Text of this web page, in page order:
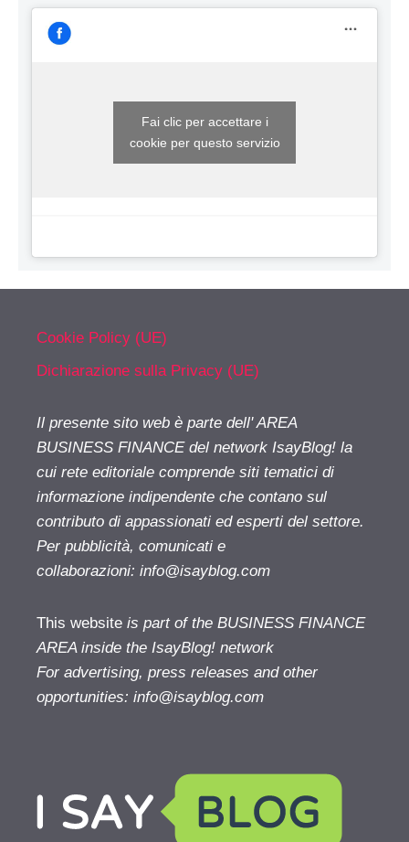
Fai clic per accettare i
cookie per questo servizio
Cookie Policy (UE)
Dichiarazione sulla Privacy (UE)
Il presente sito web è parte dell' AREA
BUSINESS FINANCE del network IsayBlog! la
cui rete editoriale comprende siti tematici di
informazione indipendente che contano sul
contributo di appassionati ed esperti del settore.
Per pubblicità, comunicati e
collaborazioni: info@isayblog.com
This website is part of the BUSINESS FINANCE
AREA inside the IsayBlog! network
For advertising, press releases and other
opportunities: info@isayblog.com